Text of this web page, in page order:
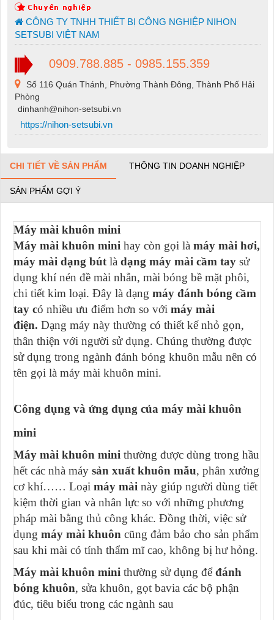
CÔNG TY TNHH THIẾT BỊ CÔNG NGHIỆP NIHON
SETSUBI VIỆT NAM
0909.788.885 - 0985.155.359
Số 116 Quán Thánh, Phường Thành Đông, Thành Phố Hải
Phòng
dinhanh@nihon-setsubi.vn
https://nihon-setsubi.vn
CHI TIẾT VỀ SẢN PHẨM THÔNG TIN DOANH NGHIỆP
SẢN PHẨM GỢI Ý
Máy mài khuôn mini
Máy mài khuôn mini hay còn gọi là máy mài hơi,
máy mài dạng bút là dạng máy mài cầm tay sử
dụng khí nén đề mài nhẵn, mài bóng bề mặt phôi,
chi tiết kim loại. Đây là dạng máy đánh bóng cầm
tay có nhiều ưu điểm hơn so với máy mài
điện. Dạng máy này thường có thiết kế nhỏ gọn,
thân thiện với người sử dụng. Chúng thường được
sử dụng trong ngành đánh bóng khuôn mẫu nên có
tên gọi là máy mài khuôn mini.
Công dụng và ứng dụng của máy mài khuôn
mini
Máy mài khuôn mini thường được dùng trong hầu
hết các nhà máy sản xuất khuôn mẫu, phân xưởng
cơ khí…… Loại máy mài này giúp người dùng tiết
kiệm thời gian và nhân lực so với những phương
pháp mài bằng thủ công khác. Đồng thời, việc sử
dụng máy mài khuôn cũng đảm bảo cho sản phẩm
sau khi mài có tính thẩm mĩ cao, không bị hư hỏng.
Máy mài khuôn mini thường sử dụng đểđánh
bóng khuôn, sửa khuôn, gọt bavia các bộ phận
đúc, tiêu biểu trong các ngành sau